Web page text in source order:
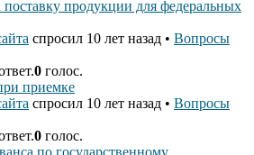
поставку продукции для федеральных
спросил 10 лет назад • Вопросы
0 голос.
приемке
спросил 10 лет назад • Вопросы
0 голос.
по государственному